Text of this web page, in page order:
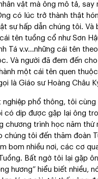
vật mà ông mô tả,
có lúc trở thành thật
sự hấp dẫn chúng tôi. Và
tên tuồng cổ như Sơn
Tá v.v…những cái tên
Và người đã đem đến
một cái tên quen
là Giáo sư Hoàng Châu
nghiệp phổ thông, tôi
có dịp được gặp lại ông
chương trình học năm thứ
chúng tôi đến thăm đoàn
bom nhiều nơi, các cơ
Bất ngờ tôi lại gặp
hương” hiểu biết nhiều,